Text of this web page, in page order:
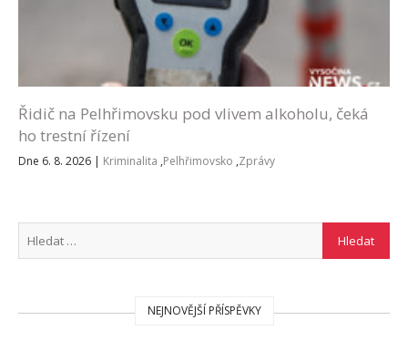
Řidič na Pelhřimovsku pod vlivem alkoholu, čeká
ho trestní řízení
Dne 6. 8. 2026 | Kriminalita ,Pelhřimovsko ,Zprávy
NEJNOVĚJŠÍ PŘÍSPĚVKY